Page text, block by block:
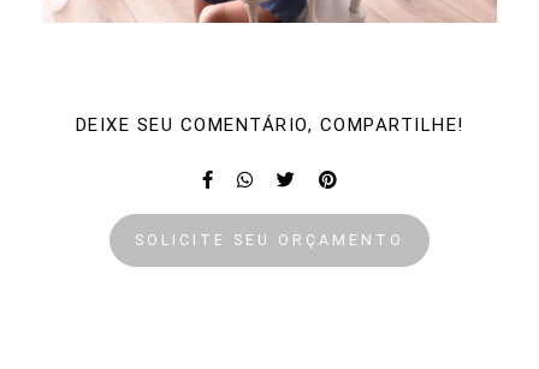
DEIXE SEU COMENTÁRIO, COMPARTILHE!
SOLICITE SEU ORÇAMENTO